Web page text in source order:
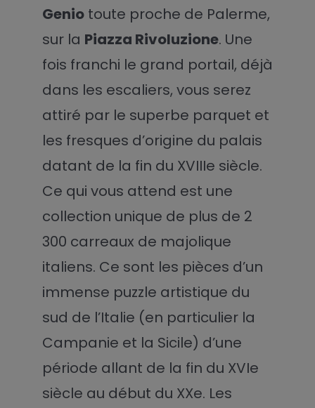
Geniotoute proche de Palerme,
sur la Piazza Rivoluzione. Une
fois franchi le grand portail, déjà
dans les escaliers, vous serez
attiré par le superbe parquet et
les fresques d’origine du palais
datant de la fin du XVIIIe siècle.
Ce qui vous attend est une
collection unique de plus de 2
300 carreaux de majolique
italiens. Ce sont les pièces d’un
immense puzzle artistique du
sud de l’Italie (en particulier la
Campanie et la Sicile) d’une
période allant de la fin du XVIe
siècle au début du XXe. Les